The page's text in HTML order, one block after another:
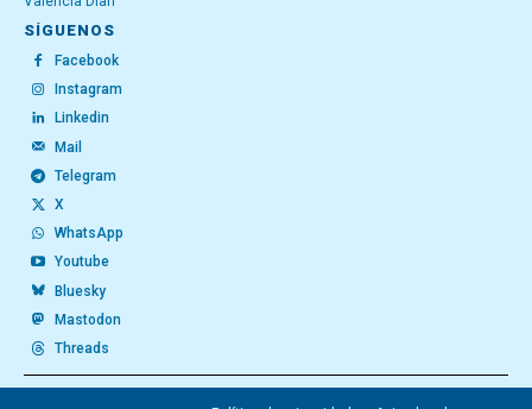
SÍGUENOS
Facebook
Instagram
Linkedin
Mail
Telegram
X
WhatsApp
Youtube
Bluesky
Mastodon
Threads